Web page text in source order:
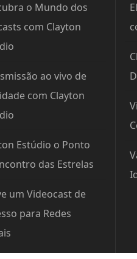
o Mundo dos
com Clayton
ao vivo de
com Clayton
Estúdio o Ponto
das Estrelas
um Videocast de
para Redes